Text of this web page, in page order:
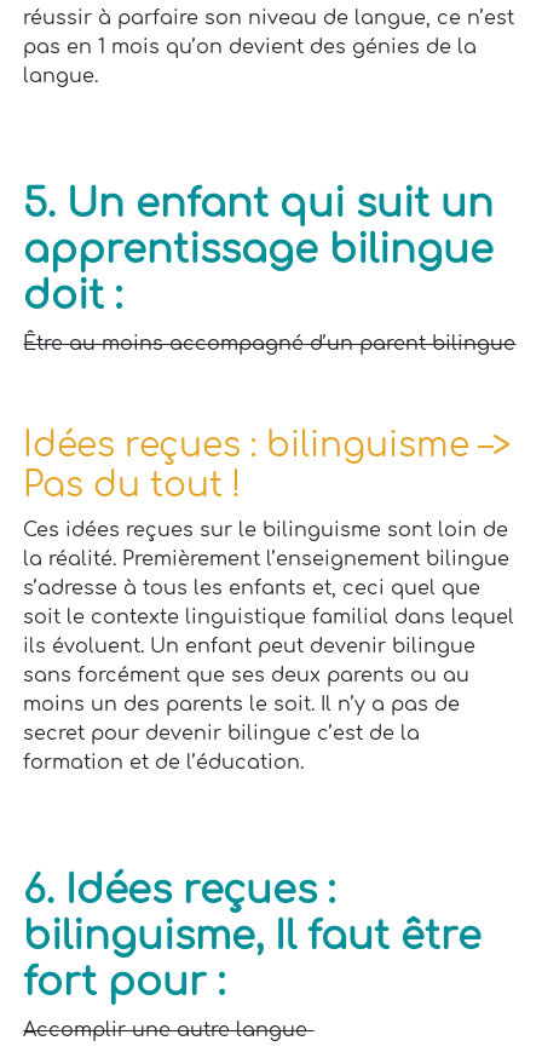
réussir à parfaire son niveau de langue, ce n’est
pas en 1 mois qu’on devient des génies de la
langue.
5. Un enfant qui suit un
apprentissage bilingue
doit :
Être au moins accompagné d’un parent bilingue
Idées reçues : bilinguisme –>
Pas du tout !
Ces idées reçues sur le bilinguisme sont loin de
la réalité. Premièrement l’enseignement bilingue
s’adresse à tous les enfants et, ceci quel que
soit le contexte linguistique familial dans lequel
ils évoluent. Un enfant peut devenir bilingue
sans forcément que ses deux parents ou au
moins un des parents le soit. Il n’y a pas de
secret pour devenir bilingue c’est de la
formation et de l’éducation.
6. Idées reçues :
bilinguisme, Il faut être
fort pour :
Accomplir une autre langue